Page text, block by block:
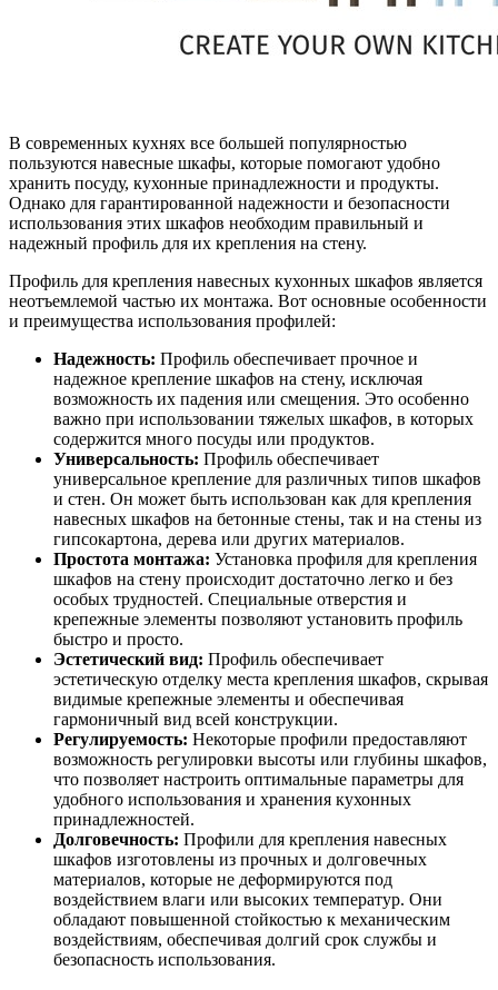
В современных кухнях все большей популярностью
пользуются навесные шкафы, которые помогают удобно
хранить посуду, кухонные принадлежности и продукты.
Однако для гарантированной надежности и безопасности
использования этих шкафов необходим правильный и
надежный профиль для их крепления на стену.
Профиль для крепления навесных кухонных шкафов является
неотъемлемой частью их монтажа. Вот основные особенности
и преимущества использования профилей:
Надежность: Профиль обеспечивает прочное и
надежное крепление шкафов на стену, исключая
возможность их падения или смещения. Это особенно
важно при использовании тяжелых шкафов, в которых
содержится много посуды или продуктов.
Универсальность: Профиль обеспечивает
универсальное крепление для различных типов шкафов
и стен. Он может быть использован как для крепления
навесных шкафов на бетонные стены, так и на стены из
гипсокартона, дерева или других материалов.
Простота монтажа: Установка профиля для крепления
шкафов на стену происходит достаточно легко и без
особых трудностей. Специальные отверстия и
крепежные элементы позволяют установить профиль
быстро и просто.
Эстетический вид: Профиль обеспечивает
эстетическую отделку места крепления шкафов, скрывая
видимые крепежные элементы и обеспечивая
гармоничный вид всей конструкции.
Регулируемость: Некоторые профили предоставляют
возможность регулировки высоты или глубины шкафов,
что позволяет настроить оптимальные параметры для
удобного использования и хранения кухонных
принадлежностей.
Долговечность: Профили для крепления навесных
шкафов изготовлены из прочных и долговечных
материалов, которые не деформируются под
воздействием влаги или высоких температур. Они
обладают повышенной стойкостью к механическим
воздействиям, обеспечивая долгий срок службы и
безопасность использования.